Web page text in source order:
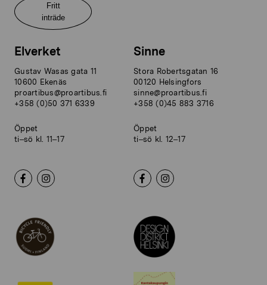
Fritt
inträde
Elverket
Gustav Wasas gata 11
10600 Ekenäs
proartibus@proartibus.fi
+358 (0)50 371 6339
Öppet
ti–sö kl. 11–17
Sinne
Stora Robertsgatan 16
00120 Helsingfors
sinne@proartibus.fi
+358 (0)45 883 3716
Öppet
ti–sö kl. 12–17